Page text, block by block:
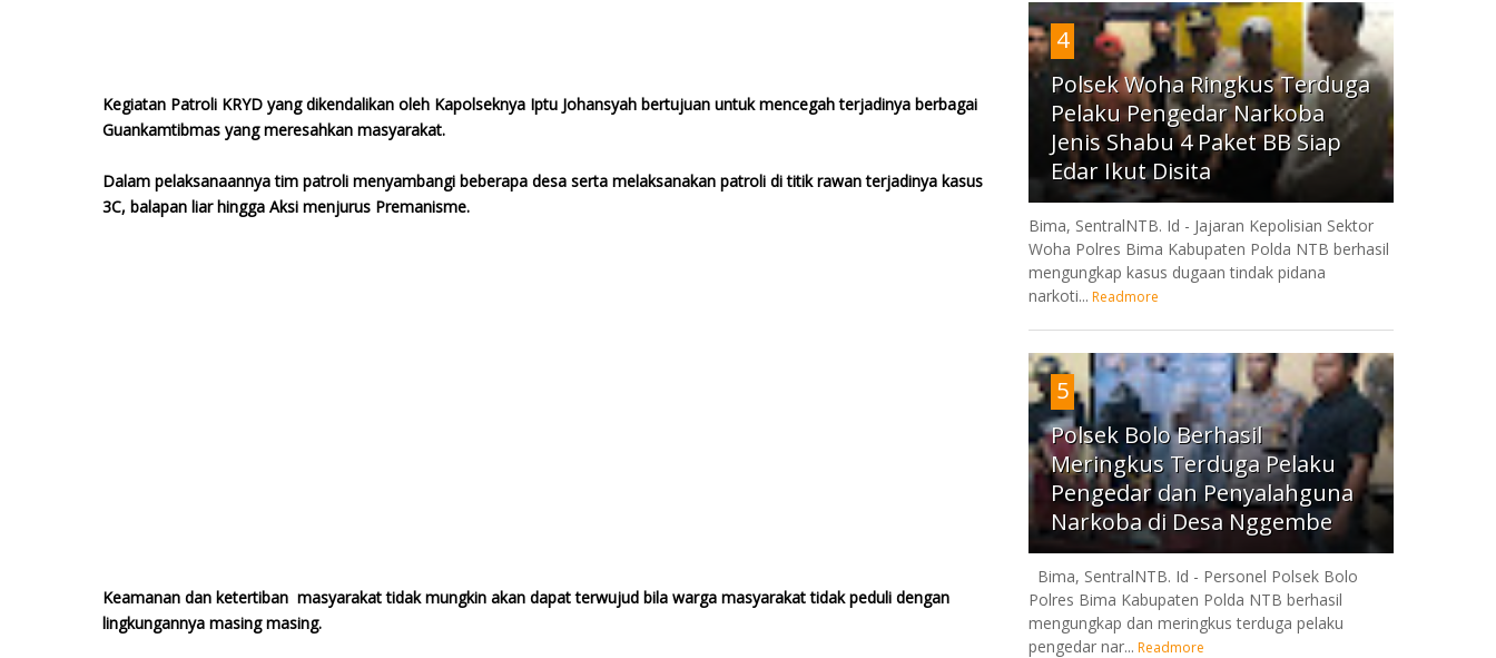
Kegiatan Patroli KRYD yang dikendalikan oleh Kapolseknya Iptu Johansyah bertujuan untuk mencegah terjadinya berbagai
Guankamtibmas yang meresahkan masyarakat.
Dalam pelaksanaannya tim patroli menyambangi beberapa desa serta melaksanakan patroli di titik rawan terjadinya kasus
3C, balapan liar hingga Aksi menjurus Premanisme.
Keamanan dan ketertiban masyarakat tidak mungkin akan dapat terwujud bila warga masyarakat tidak peduli dengan
lingkungannya masing masing.
4
Polsek Woha Ringkus Terduga
Pelaku Pengedar Narkoba
Jenis Shabu 4 Paket BB Siap
Edar Ikut Disita
Bima, SentralNTB. Id - Jajaran Kepolisian Sektor
Woha Polres Bima Kabupaten Polda NTB berhasil
mengungkap kasus dugaan tindak pidana
narkoti... Readmore
5
Polsek Bolo Berhasil
Meringkus Terduga Pelaku
Pengedar dan Penyalahguna
Narkoba di Desa Nggembe
Bima, SentralNTB. Id - Personel Polsek Bolo
Polres Bima Kabupaten Polda NTB berhasil
mengungkap dan meringkus terduga pelaku
pengedar nar... Readmore